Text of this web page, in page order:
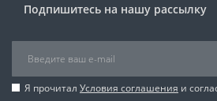
Подпишитесь на нашу рассылку
Я прочитал Условия соглашения и